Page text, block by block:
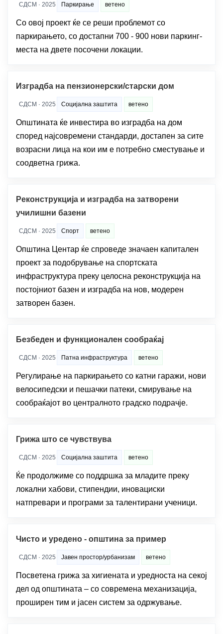
СДСМ · 2025 Паркирање ветено
Со овој проект ќе се реши проблемот со
паркирањето, со достапни 700 - 900 нови паркинг-
места на двете посочени локации.
Изградба на пензионерски/старски дом
СДСМ · 2025 Социјална заштита ветено
Општината ќе инвестира во изградба на дом
според најсовремени стандарди, достапен за сите
возрасни лица на кои им е потребно сместување и
соодветна грижа.
Реконструкција и изградба на затворени
училишни базени
СДСМ · 2025 Спорт ветено
Општина Центар ќе спроведе значаен капитален
проект за подобрување на спортската
инфраструктура преку целосна реконструкција на
постојниот базен и изградба на нов, модерен
затворен базен.
Безбеден и функционален сообраќај
СДСМ · 2025 Патна инфраструктура ветено
Регулирање на паркирањето со катни гаражи, нови
велосипедски и пешачки патеки, смирување на
сообраќајот во централното градско подрачје.
Грижа што се чувствува
СДСМ · 2025 Социјална заштита ветено
Ќе продолжиме со поддршка за младите преку
локални хабови, стипендии, иновациски
натпревари и програми за талентирани ученици.
Чисто и уредено - општина за пример
СДСМ · 2025 Јавен простор/урбанизам ветено
Посветена грижа за хигиената и уредноста на секој
дел од општината – со современа механизација,
проширен тим и јасен систем за одржување.